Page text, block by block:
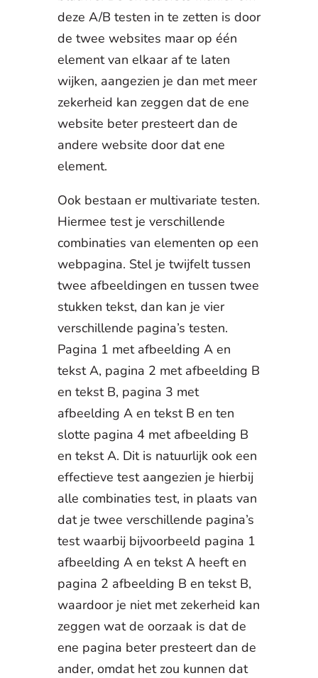
deze A/B testen in te zetten is door
de twee websites maar op één
element van elkaar af te laten
wijken, aangezien je dan met meer
zekerheid kan zeggen dat de ene
website beter presteert dan de
andere website door dat ene
element.
Ook bestaan er multivariate testen.
Hiermee test je verschillende
combinaties van elementen op een
webpagina. Stel je twijfelt tussen
twee afbeeldingen en tussen twee
stukken tekst, dan kan je vier
verschillende pagina’s testen.
Pagina 1 met afbeelding A en
tekst A, pagina 2 met afbeelding B
en tekst B, pagina 3 met
afbeelding A en tekst B en ten
slotte pagina 4 met afbeelding B
en tekst A. Dit is natuurlijk ook een
effectieve test aangezien je hierbij
alle combinaties test, in plaats van
dat je twee verschillende pagina’s
test waarbij bijvoorbeeld pagina 1
afbeelding A en tekst A heeft en
pagina 2 afbeelding B en tekst B,
waardoor je niet met zekerheid kan
zeggen wat de oorzaak is dat de
ene pagina beter presteert dan de
ander, omdat het zou kunnen dat